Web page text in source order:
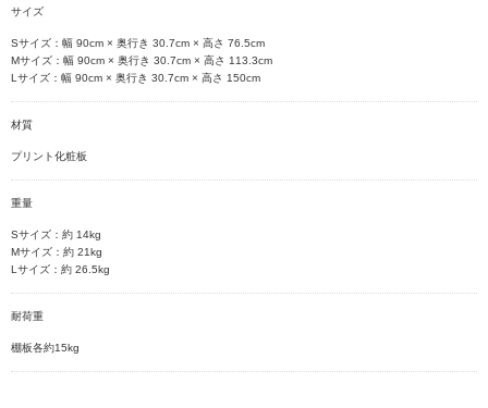
サイズ
Sサイズ：幅 90cm × 奥行き 30.7cm × 高さ 76.5cm
Mサイズ：幅 90cm × 奥行き 30.7cm × 高さ 113.3cm
Lサイズ：幅 90cm × 奥行き 30.7cm × 高さ 150cm
材質
プリント化粧板
重量
Sサイズ：約 14kg
Mサイズ：約 21kg
Lサイズ：約 26.5kg
耐荷重
棚板各約15kg